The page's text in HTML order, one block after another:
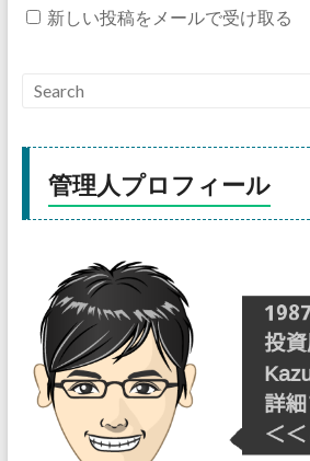
新しい投稿をメールで受け取る
管理人プロフィール